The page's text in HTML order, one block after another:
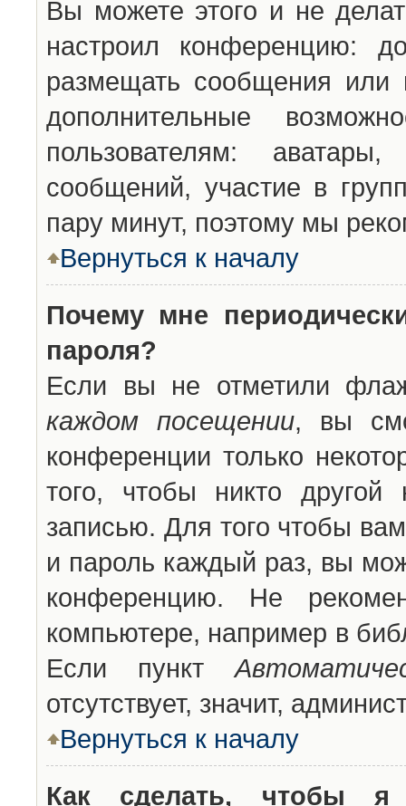
Вы можете этого и не
настроил конференцию:
размещать сообщения или
дополнительные
пользователям:
сообщений, участие в
пару минут, поэтому мы
Вернуться к началу
Почему мне
пароля?
Если вы не отметили
каждом посещении, вы
конференции только
того, чтобы никто другой
записью. Для того чтобы
и пароль каждый раз, вы
конференцию. Не
компьютере, например в
Если пункт
отсутствует, значит,
Вернуться к началу
Как сделать, чтобы